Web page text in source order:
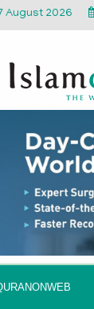
August 2026